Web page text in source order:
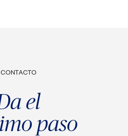
CONTACTO
el
paso